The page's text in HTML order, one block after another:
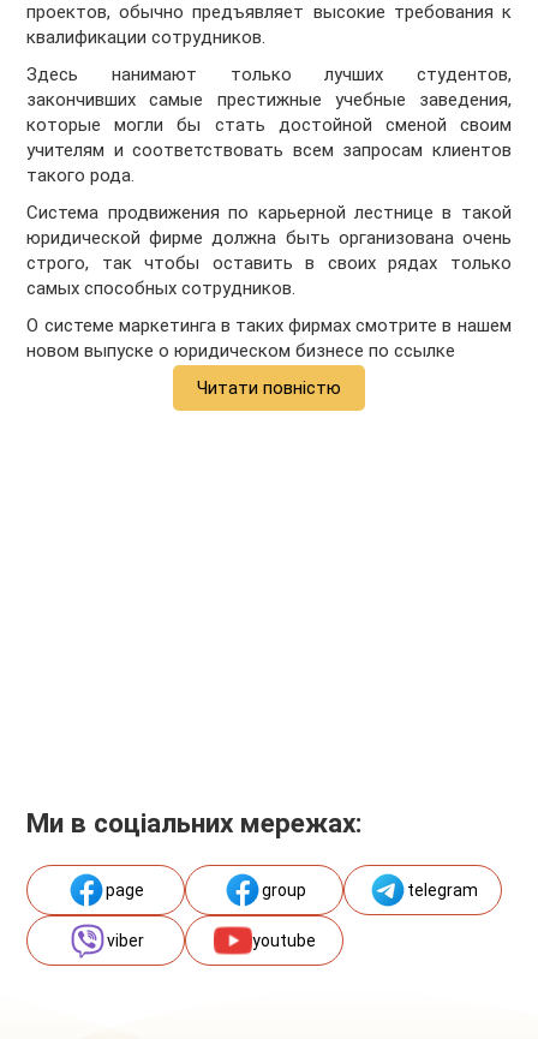
проектов, обычно предъявляет высокие требования к
квалификации сотрудников.
Здесь нанимают только лучших студентов,
закончивших самые престижные учебные заведения,
которые могли бы стать достойной сменой своим
учителям и соответствовать всем запросам клиентов
такого рода.
Система продвижения по карьерной лестнице в такой
юридической фирме должна быть организована очень
строго, так чтобы оставить в своих рядах только
самых способных сотрудников.
О системе маркетинга в таких фирмах смотрите в нашем
новом выпуске о юридическом бизнесе по ссылке
Читати повністю
Ми в соціальних мережах:
page group telegram
viber youtube